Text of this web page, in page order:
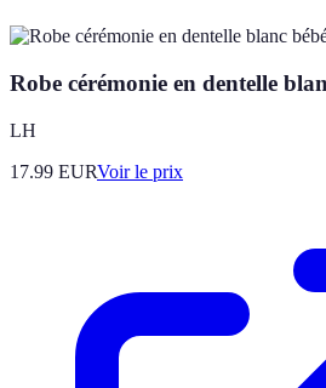
Robe cérémonie en dentelle
LH
17.99 EURVoir le prix